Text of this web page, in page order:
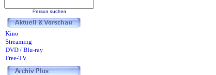
Person suchen
Kino
Streaming
DVD / Blu-ray
Free-TV